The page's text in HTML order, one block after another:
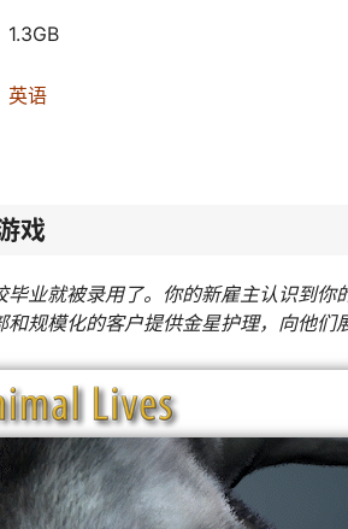
1.3GB
英语
戏
毕业就被录用了。你的新雇主认识到
和规模化的客户提供金星护理，向他们